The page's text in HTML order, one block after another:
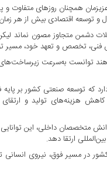
همچنان روزهای متفاوت
توسعه اقتصادی بیش از هر
دشمن متجاوز مصون نماند
تخصص و تعهد خود، مسیر
توانست به‌سرعت
که توسعه صنعتی کشور بر پایه
هزینه‌های تولید و ارتقای
متخصصان داخلی، این توانایی
ارتقا دهد.
کشور در مسیر فوق، نیروی